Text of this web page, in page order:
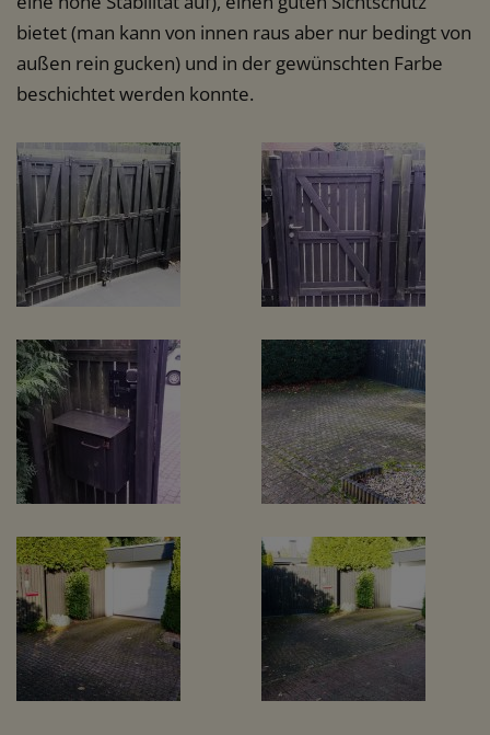
bietet (man kann von innen raus aber nur bedingt von
außen rein gucken) und in der gewünschten Farbe
beschichtet werden konnte.